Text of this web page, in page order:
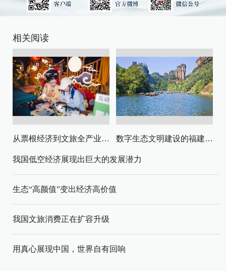
相关阅读
从票根经济到文旅全产业链升级 数字生态文明建设的福建路径与启示
我国低空经济展现出巨大的发展潜力
生态“高颜值”变出经济高价值
我国文旅消费正在扩容升级
用真心展现中国，世界自有回响